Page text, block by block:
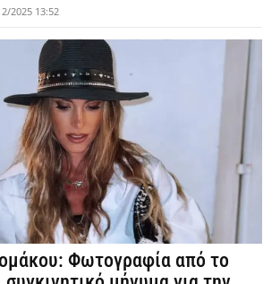
2025 13:52
Φωτογραφία από το